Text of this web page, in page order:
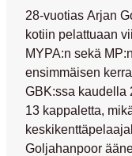
28-vuotias Arjan
kotiin pelattuaan
MYPA:n sekä
ensimmäisen
GBK:ssa kaudella
13 kappaletta,
Goljahanpoor